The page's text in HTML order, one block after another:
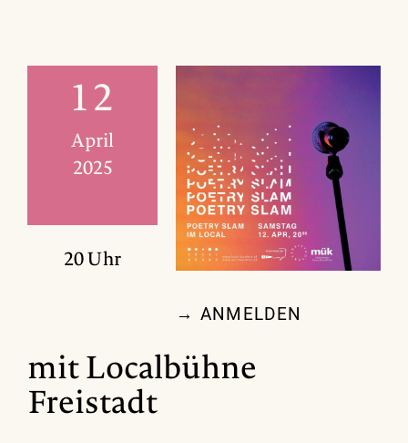
12
April
2025
20 Uhr
→ ANMELDEN
mit Localbühne
Freistadt